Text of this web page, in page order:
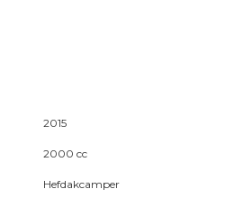
2015
2000 cc
Hefdakcamper